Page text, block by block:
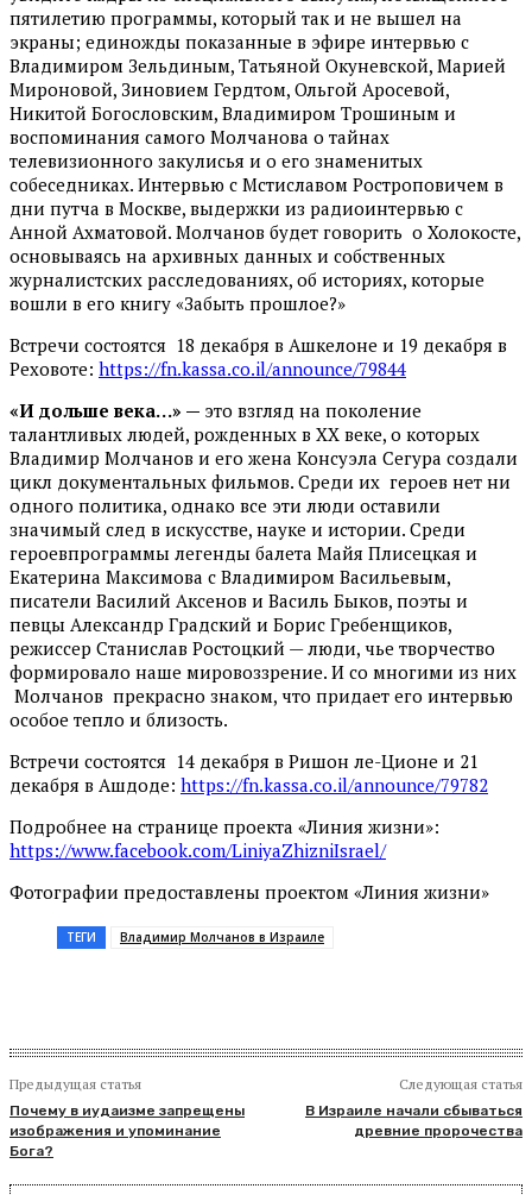
пятилетию программы, который так и не вышел на
экраны; единожды показанные в эфире интервью с
Владимиром Зельдиным, Татьяной Окуневской, Марией
Мироновой, Зиновием Гердтом, Ольгой Аросевой,
Никитой Богословским, Владимиром Трошиным и
воспоминания самого Молчанова о тайнах
телевизионного закулисья и о его знаменитых
собеседниках. Интервью с Мстиславом Ростроповичем в
дни путча в Москве, выдержки из радиоинтервью с
Анной Ахматовой. Молчанов будет говорить о Холокосте,
основываясь на архивных данных и собственных
журналистских расследованиях, об историях, которые
вошли в его книгу «Забыть прошлое?»
Встречи состоятся 18 декабря в Ашкелоне и 19 декабря в
Реховоте: https://fn.kassa.co.il/announce/79844
«И дольше века…» — это взгляд на поколение
талантливых людей, рожденных в XX веке, о которых
Владимир Молчанов и его жена Консуэла Сегура создали
цикл документальных фильмов. Среди их героев нет ни
одного политика, однако все эти люди оставили
значимый след в искусстве, науке и истории. Среди
героевпрограммы легенды балета Майя Плисецкая и
Екатерина Максимова с Владимиром Васильевым,
писатели Василий Аксенов и Василь Быков, поэты и
певцы Александр Градский и Борис Гребенщиков,
режиссер Станислав Ростоцкий — люди, чье творчество
формировало наше мировоззрение. И со многими из них
Молчанов прекрасно знаком, что придает его интервью
особое тепло и близость.
Встречи состоятся 14 декабря в Ришон ле-Ционе и 21
декабря в Ашдоде: https://fn.kassa.co.il/announce/79782
Подробнее на странице проекта «Линия жизни»:
https://www.facebook.com/LiniyaZhizniIsrael/
Фотографии предоставлены проектом «Линия жизни»
ТЕГИ Владимир Молчанов в Израиле
Предыдущая статья
Почему в иудаизме запрещены
изображения и упоминание
Бога?
Следующая статья
В Израиле начали сбываться
древние пророчества